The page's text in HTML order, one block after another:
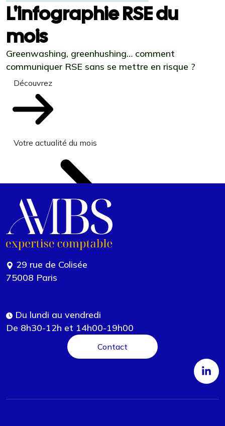
L'infographie RSE du
mois
Greenwashing, greenhushing… comment
communiquer RSE sans se mettre en risque ?
Découvrez
Votre actualité du mois
29 rue de Colisée
75008 Paris
Du lundi au vendredi
De 8h30-12h et 14h00-19h00
Contact